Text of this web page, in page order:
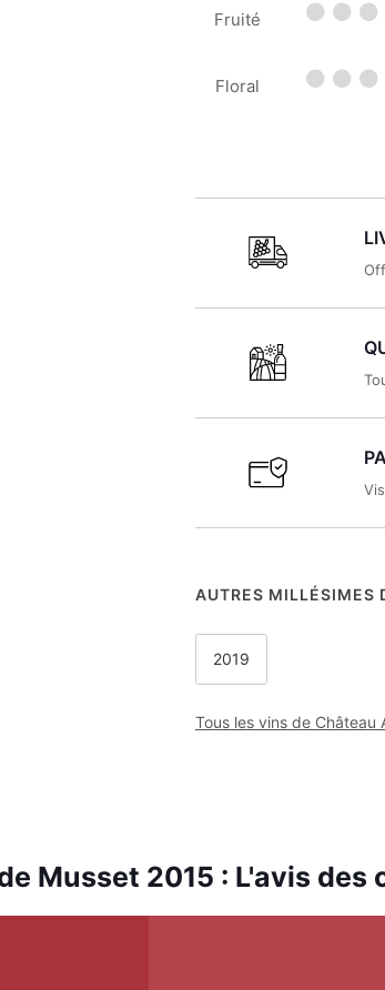
2015
Fruité
Floral
AUTRES MILLÉSIMES
2019
Tous les vins de Château
Musset 2015 : L'avis des